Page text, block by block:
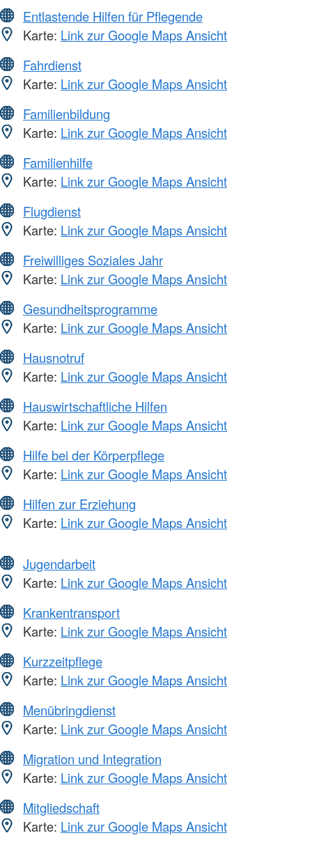
Entlastende Hilfen für Pflegende
Karte: Link zur Google Maps Ansicht
Fahrdienst
Karte: Link zur Google Maps Ansicht
Familienbildung
Karte: Link zur Google Maps Ansicht
Familienhilfe
Karte: Link zur Google Maps Ansicht
Flugdienst
Karte: Link zur Google Maps Ansicht
Freiwilliges Soziales Jahr
Karte: Link zur Google Maps Ansicht
Gesundheitsprogramme
Karte: Link zur Google Maps Ansicht
Hausnotruf
Karte: Link zur Google Maps Ansicht
Hauswirtschaftliche Hilfen
Karte: Link zur Google Maps Ansicht
Hilfe bei der Körperpflege
Karte: Link zur Google Maps Ansicht
Hilfen zur Erziehung
Karte: Link zur Google Maps Ansicht
Jugendarbeit
Karte: Link zur Google Maps Ansicht
Krankentransport
Karte: Link zur Google Maps Ansicht
Kurzzeitpflege
Karte: Link zur Google Maps Ansicht
Menübringdienst
Karte: Link zur Google Maps Ansicht
Migration und Integration
Karte: Link zur Google Maps Ansicht
Mitgliedschaft
Karte: Link zur Google Maps Ansicht